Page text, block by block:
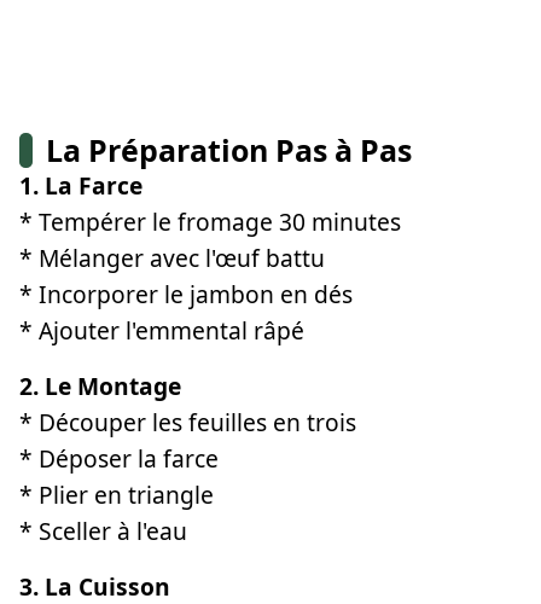
La Préparation Pas à Pas
1. La Farce
* Tempérer le fromage 30 minutes
* Mélanger avec l'œuf battu
* Incorporer le jambon en dés
* Ajouter l'emmental râpé
2. Le Montage
* Découper les feuilles en trois
* Déposer la farce
* Plier en triangle
* Sceller à l'eau
3. La Cuisson